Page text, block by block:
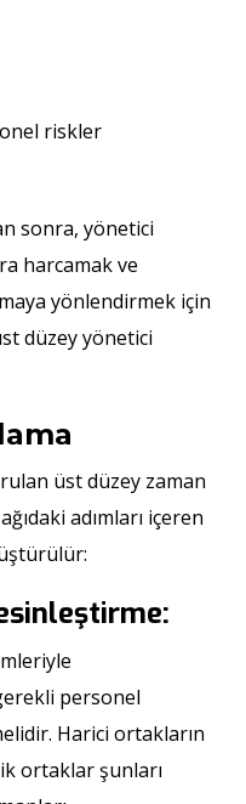
riskler
sonra, yönetici
harcamak ve
yönlendirmek için
düzey yönetici
üst düzey zaman
adımları içeren
personel
Harici ortakların
ortaklar şunları